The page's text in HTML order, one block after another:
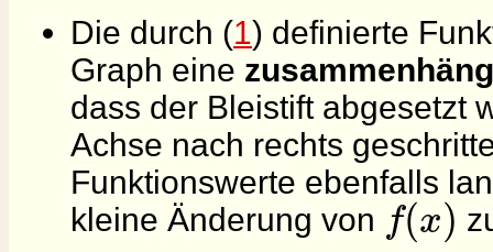
Die durch (1) definierte
Graph eine
dass der Bleistift abgesetzt
Achse nach rechts
Funktionswerte ebenfalls
kleine Änderung von f(x)